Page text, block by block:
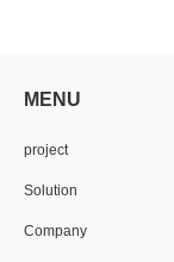
MENU
project
Solution
Company